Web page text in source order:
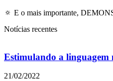
🔅 E o mais importante,
Notícias recentes
Estimulando a linguagem
21/02/2022